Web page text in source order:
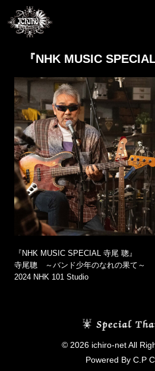
『NHK MUSIC
『NHK MUSIC SPECIAL 寺尾 聰』
寺尾聰 ～バンド少年のなれの果て～
2024 NHK 101 Studio
© 2026 ichiro-net All
Powered By C.P